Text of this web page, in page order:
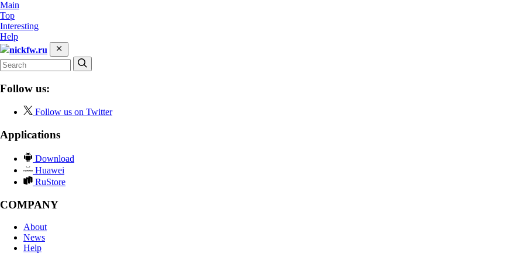
Main
Top
Interesting
Help
nickfw.ru
Follow us:
Follow us on Twitter
Applications
Download
Huawei
RuStore
COMPANY
About
News
Help